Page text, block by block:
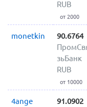
RUB
от 2000
monetkin
90.6764
зьБанк
RUB
от 10000
4ange
91.0902